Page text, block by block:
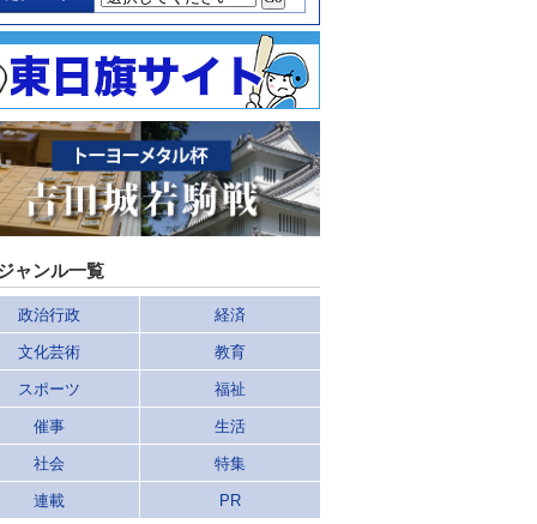
ャンル一覧
政治行政 経済
文化芸術 教育
スポーツ 福祉
催事 生活
社会 特集
連載 PR